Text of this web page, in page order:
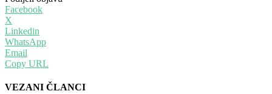
Facebook
X
Linkedin
WhatsApp
Email
Copy URL
VEZANI ČLANCI